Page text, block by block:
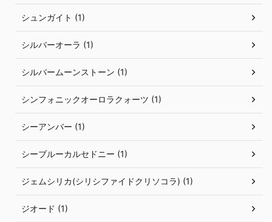
シュンガイト (1)
シルバーオーラ (1)
シルバームーンストーン (1)
シンフォニックオーロラクォーツ (1)
シーアンバー (1)
シーブルーカルセドニー (1)
ジェムシリカ(シリシファイドクリソコラ) (1)
ジオード (1)